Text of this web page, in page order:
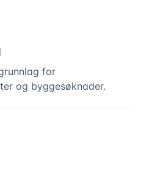
for
og byggesøknader.